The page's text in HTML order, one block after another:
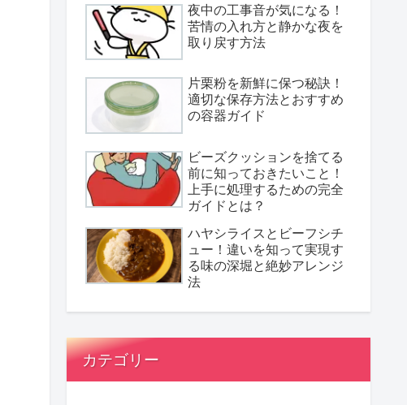
夜中の工事音が気になる！
苦情の入れ方と静かな夜を
取り戻す方法
片栗粉を新鮮に保つ秘訣！
適切な保存方法とおすすめ
の容器ガイド
ビーズクッションを捨てる
前に知っておきたいこと！
上手に処理するための完全
ガイドとは？
ハヤシライスとビーフシチ
ュー！違いを知って実現す
る味の深堀と絶妙アレンジ
法
カテゴリー